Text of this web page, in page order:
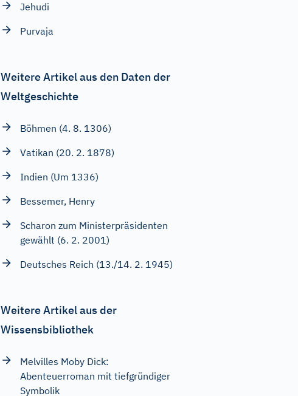
Jehudi
Purvaja
Weitere Artikel aus den Daten der
Weltgeschichte
Böhmen (4. 8. 1306)
Vatikan (20. 2. 1878)
Indien (Um 1336)
Bessemer, Henry
Scharon zum Ministerpräsidenten
gewählt (6. 2. 2001)
Deutsches Reich (13./14. 2. 1945)
Weitere Artikel aus der
Wissensbibliothek
Melvilles Moby Dick:
Abenteuerroman mit tiefgründiger
Symbolik